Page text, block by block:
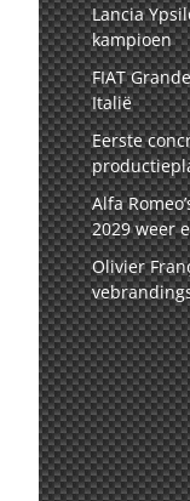
Lancia
kampioen
FIAT
Italië
Eerste
Alfa
2029 weer
Olivier